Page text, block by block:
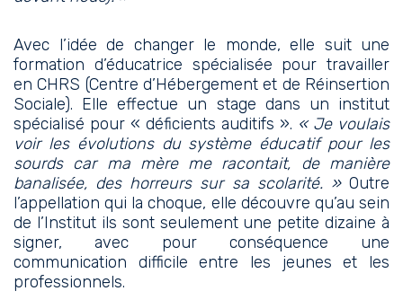
Avec l’idée de changer le monde, elle suit une
formation d’éducatrice spécialisée pour travailler
en CHRS (Centre d’Hébergement et de Réinsertion
Sociale). Elle effectue un stage dans un institut
spécialisé pour « déficients auditifs ». « Je voulais
voir les évolutions du système éducatif pour les
sourds car ma mère me racontait, de manière
banalisée, des horreurs sur sa scolarité. »Outre
l’appellation qui la choque, elle découvre qu’au sein
de l’Institut ils sont seulement une petite dizaine à
signer, avec pour conséquence une
communication difficile entre les jeunes et les
professionnels.